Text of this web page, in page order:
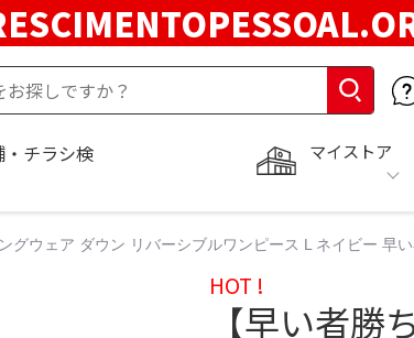
マイストア
・チラシ検
グウェア ダウン リバーシブルワンピース L ネイビー 早
HOT !
【早い者